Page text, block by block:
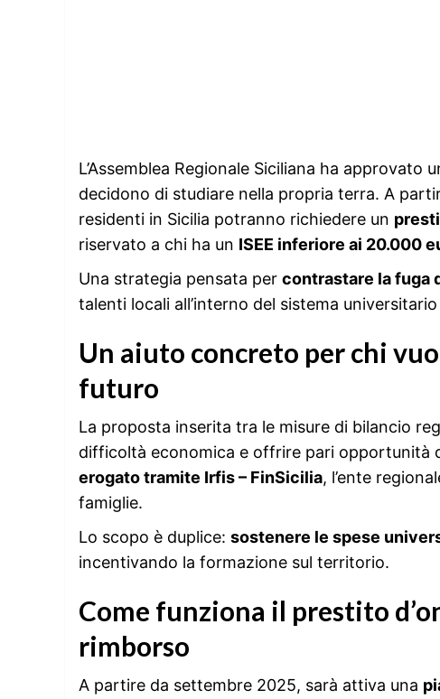
L’Assemblea Regionale Siciliana ha
decidono di studiare nella propria terra. A
residenti in Sicilia potranno richiedere un
riservato a chi ha un ISEE inferiore ai 20.000
Una strategia pensata per contrastare la fuga
talenti locali all’interno del sistema
Un aiuto concreto per chi
futuro
La proposta inserita tra le misure di bilancio
difficoltà economica e offrire pari opportunità
erogato tramite Irfis – FinSicilia, l’ente
famiglie.
Lo scopo è duplice: sostenere le spese
incentivando la formazione sul territorio.
Come funziona il prestito
rimborso
A partire da settembre 2025, sarà attiva una